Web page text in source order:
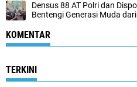
Densus 88 AT Polri dan
Bentengi Generasi Muda
KOMENTAR
TERKINI